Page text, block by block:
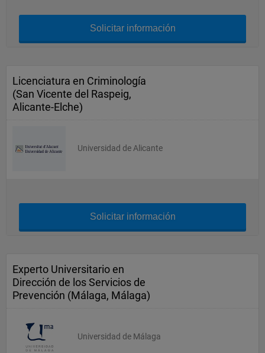
Solicitar información
Licenciatura en Criminología
(San Vicente del Raspeig,
Alicante-Elche)
Universidad de Alicante
Solicitar información
Experto Universitario en
Dirección de los Servicios de
Prevención (Málaga, Málaga)
Universidad de Málaga